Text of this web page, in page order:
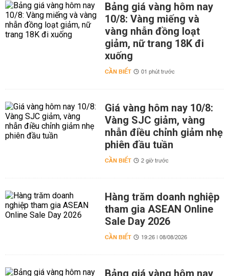
Bảng giá vàng hôm nay
10/8: Vàng miếng và
vàng nhẫn đồng loạt
giảm, nữ trang 18K đi
xuống
CẦN BIẾT 01 phút trước
Giá vàng hôm nay 10/8:
Vàng SJC giảm, vàng
nhẫn điều chỉnh giảm nhẹ
phiên đầu tuần
CẦN BIẾT 2 giờ trước
Hàng trăm doanh nghiệp
tham gia ASEAN Online
Sale Day 2026
CẦN BIẾT 19:26 | 08/08/2026
Bảng giá vàng hôm nay